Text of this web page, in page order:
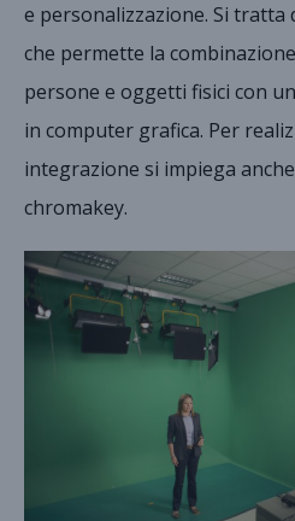
e personalizzazione. Si tratta
che permette la
persone e oggetti fisici con
in computer grafica. Per
integrazione si impiega
chromakey.